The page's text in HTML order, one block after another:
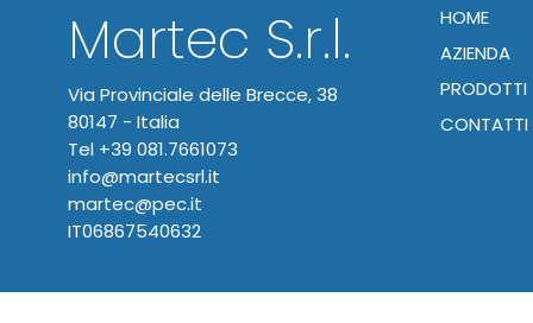
Martec S.r.l.
Via Provinciale delle Brecce, 38
80147 - Italia
Tel +39 081.7661073
info@martecsrl.it
martec@pec.it
IT06867540632
HOME
AZIENDA
PRODOTTI
CONTATTI